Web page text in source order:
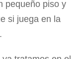
pequeño piso y
si juega en la